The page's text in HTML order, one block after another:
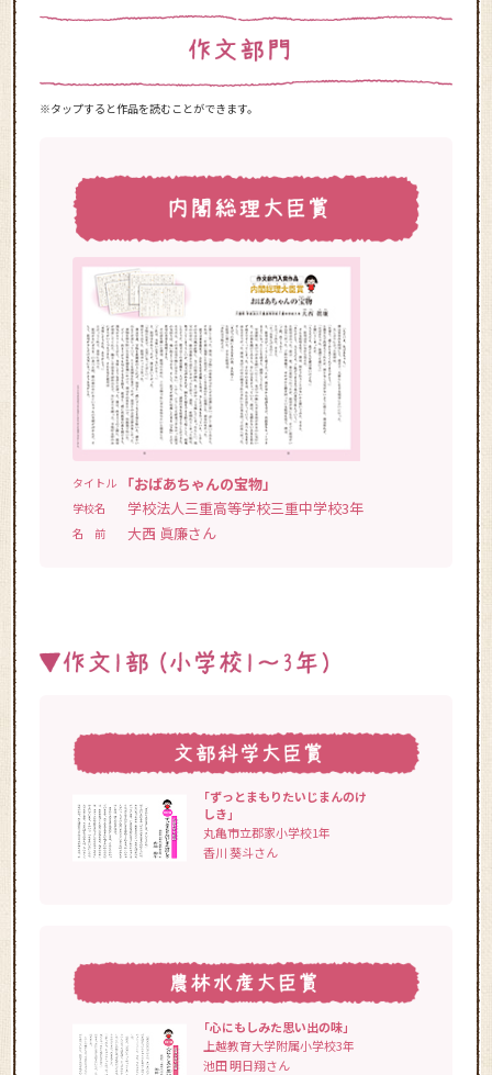
※タップすると作品を読むことができます。
タイトル 「おばあちゃんの宝物」
学校名 学校法人三重高等学校三重中学校3年
名 前 大西 眞廉さん
「ずっとまもりたいじまんのけ
しき」
丸亀市立郡家小学校1年
香川 葵斗さん
「心にもしみた思い出の味」
上越教育大学附属小学校3年
池田 明日翔さん